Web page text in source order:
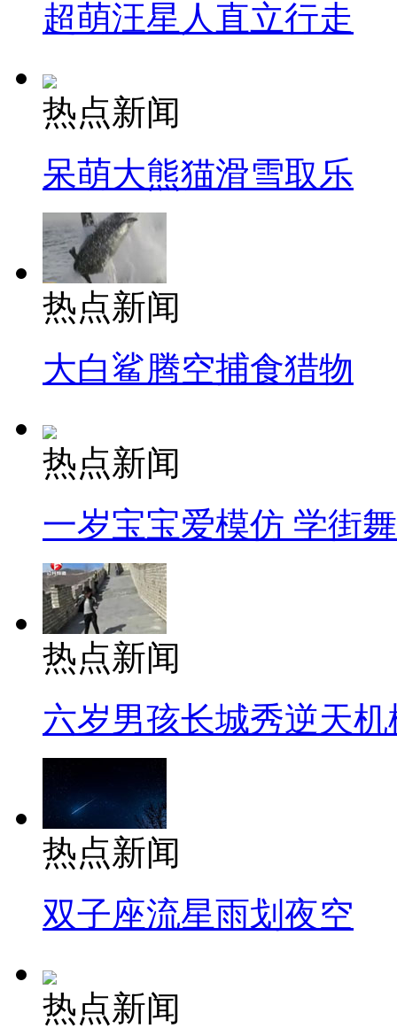
超萌汪星人直立行走
热点新闻
呆萌大熊猫滑雪取乐
热点新闻
大白鲨腾空捕食猎物
热点新闻
一岁宝宝爱模仿 学街
热点新闻
六岁男孩长城秀逆天机
热点新闻
双子座流星雨划夜空
热点新闻